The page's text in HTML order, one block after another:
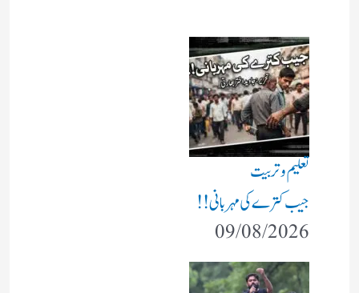
تعلیم و تربیت
جیب کترے کی مہربانی !!
09/08/2026